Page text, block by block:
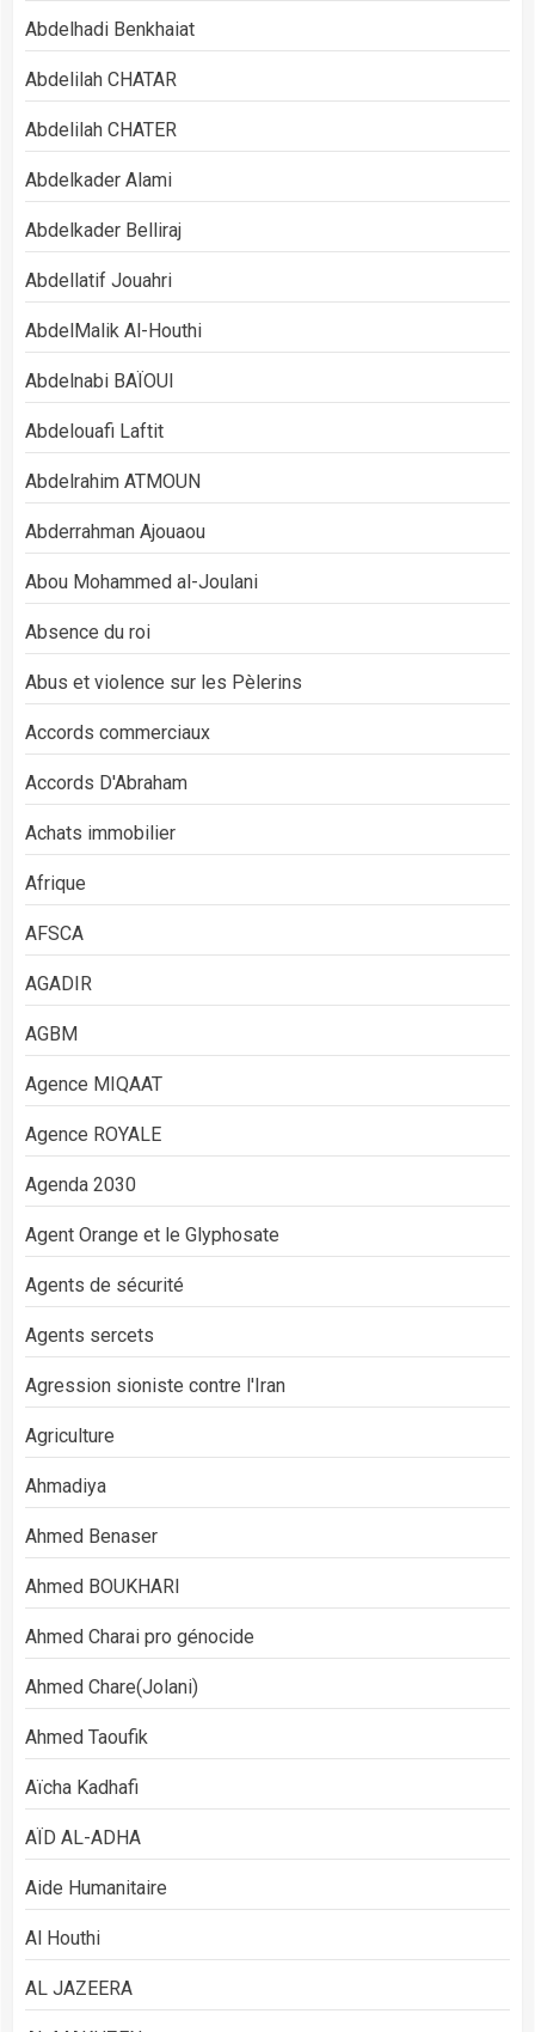
Abdelhadi Benkhaiat
Abdelilah CHATAR
Abdelilah CHATER
Abdelkader Alami
Abdelkader Belliraj
Abdellatif Jouahri
AbdelMalik Al-Houthi
Abdelnabi BAÏOUI
Abdelouafi Laftit
Abdelrahim ATMOUN
Abderrahman Ajouaou
Abou Mohammed al-Joulani
Absence du roi
Abus et violence sur les Pèlerins
Accords commerciaux
Accords D'Abraham
Achats immobilier
Afrique
AFSCA
AGADIR
AGBM
Agence MIQAAT
Agence ROYALE
Agenda 2030
Agent Orange et le Glyphosate
Agents de sécurité
Agents sercets
Agression sioniste contre l'Iran
Agriculture
Ahmadiya
Ahmed Benaser
Ahmed BOUKHARI
Ahmed Charai pro génocide
Ahmed Chare(Jolani)
Ahmed Taoufik
Aïcha Kadhafi
AÏD AL-ADHA
Aide Humanitaire
Al Houthi
AL JAZEERA